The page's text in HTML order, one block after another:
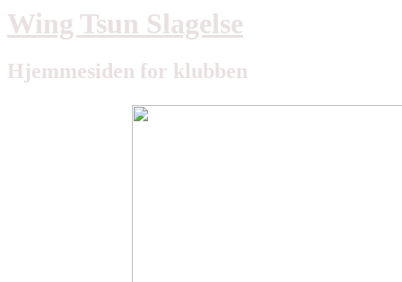
Wing Tsun Slagelse
Hjemmesiden for klubben